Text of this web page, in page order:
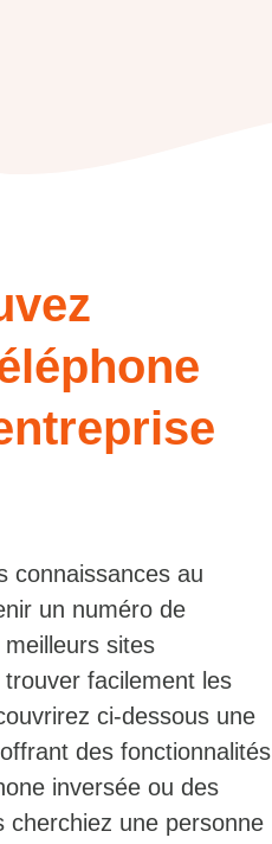
connaissances au
un numéro de
sites
facilement les
ci-dessous une
des fonctionnalités
inversée ou des
une personne